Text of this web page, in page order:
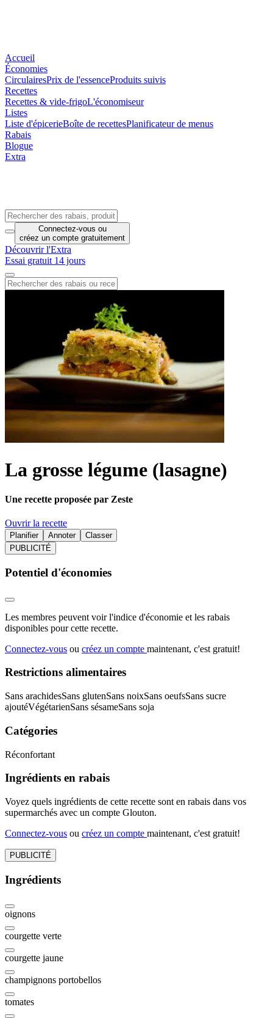
Accueil
Économies
CirculairesPrix de l'essenceProduits suivis
Recettes
Recettes & vide-frigoL'économiseur
Listes
Liste d'épicerieBoîte de recettesPlanificateur de menus
Rabais
Blogue
Extra
Connectez-vous ou
créez un compte gratuitement
Découvrir l'Extra
Essai gratuit 14 jours
La grosse légume (lasagne)
Une recette proposée par Zeste
Ouvrir la recette
Planifier Annoter
Classer
PUBLICITÉ
Potentiel d'économies
Les membres peuvent voir l'indice d'économie et les rabais
disponibles pour cette recette.
Connectez-vous ou créez un compte maintenant, c'est gratuit!
Restrictions alimentaires
Sans arachidesSans glutenSans noixSans oeufsSans sucre
ajoutéVégétarienSans sésameSans soja
Catégories
Réconfortant
Ingrédients en rabais
Voyez quels ingrédients de cette recette sont en rabais dans vos
supermarchés avec un compte Glouton.
Connectez-vous ou créez un compte maintenant, c'est gratuit!
PUBLICITÉ
Ingrédients
oignons
courgette verte
courgette jaune
champignons portobellos
tomates